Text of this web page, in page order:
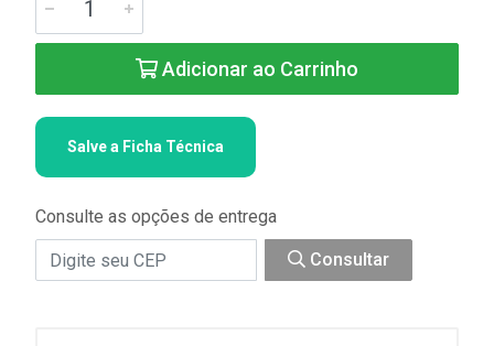
Adicionar ao Carrinho
Salve a Ficha Técnica
Consulte as opções de entrega
Consultar